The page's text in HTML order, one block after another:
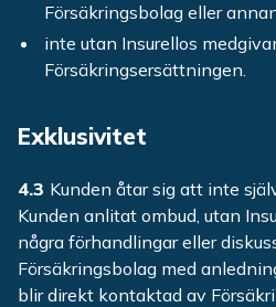
Försäkringsbolag eller
inte utan Insurellos
Försäkringsersättningen.
Exklusivitet
4.3 Kunden åtar sig att inte
Kunden anlitat ombud, utan
några förhandlingar eller
Försäkringsbolag med
blir direkt kontaktad av